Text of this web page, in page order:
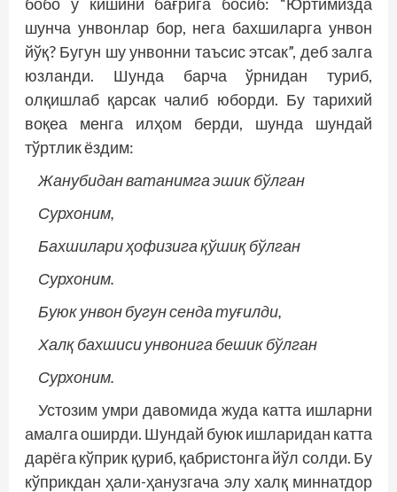
шунча унвонлар бор, нега бахшиларга унвон
йўқ? Бугун шу унвонни таъсис этсак”, деб залга
юзланди. Шунда барча ўрнидан туриб,
олқишлаб қарсак чалиб юборди. Бу тарихий
воқеа менга илҳом берди, шунда шундай
тўртлик ёздим:
Жанубидан ватанимга эшик бўлган
Сурхоним,
Бахшилариҳофизигақўшиқбўлган
Сурхоним.
Буюк унвон бугун сенда туғилди,
Халқ бахшиси унвонига бешик бўлган
Сурхоним.
Устозим умри давомида жуда катта ишларни
амалга оширди. Шундай буюк ишларидан катта
дарёга кўприк қуриб, қабристонга йўл солди. Бу
кўприкдан ҳали-ҳанузгача элу халқ миннатдор